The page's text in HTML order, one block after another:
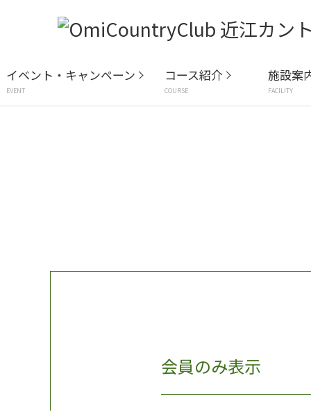
イベント・キャンペーン
EVENT
コース紹介
COURSE
施設案
FACILITY
会員のみ表示